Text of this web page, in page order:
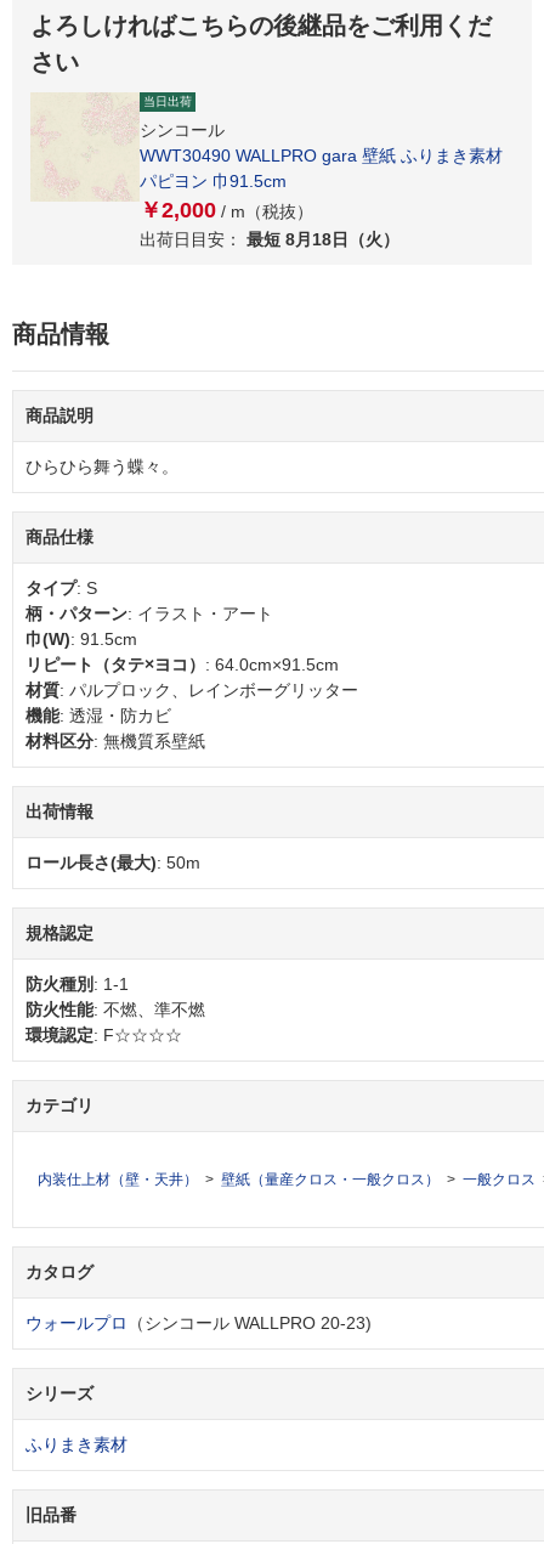
よろしければこちらの後継品をご利用くだ
さい
当日出荷
シンコール
WWT30490 WALLPRO gara 壁紙 ふりまき素材
パピヨン 巾91.5cm
￥2,000 / m（税抜）
出荷日目安：
最短 8月18日（火）
商品情報
商品説明
ひらひら舞う蝶々。
商品仕様
タイプ: S
柄・パターン: イラスト・アート
巾(W): 91.5cm
リピート（タテ×ヨコ） : 64.0cm×91.5cm
材質: パルプロック、レインボーグリッター
機能: 透湿・防カビ
材料区分: 無機質系壁紙
出荷情報
ロール長さ(最大): 50m
規格認定
防火種別 : 1-1
防火性能: 不燃、準不燃
環境認定: F☆☆☆☆
カテゴリ
内装仕上材（壁・天井） 壁紙（量産クロス・一般クロス） 一般クロス
カタログ
ウォールプロ （シンコール WALLPRO 20-23)
シリーズ
ふりまき素材
旧品番